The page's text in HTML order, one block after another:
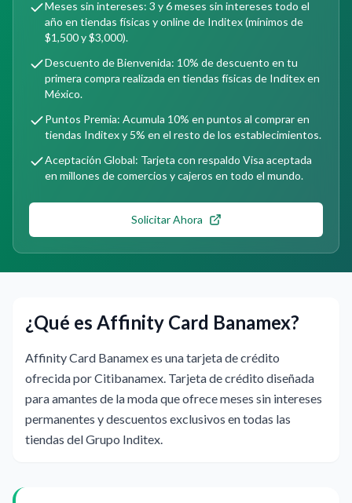
Meses sin intereses: 3 y 6 meses sin intereses todo el
año en tiendas físicas y online de Inditex (mínimos de
$1,500 y $3,000).
Descuento de Bienvenida: 10% de descuento en tu
primera compra realizada en tiendas físicas de Inditex en
México.
Puntos Premia: Acumula 10% en puntos al comprar en
tiendas Inditex y 5% en el resto de los establecimientos.
Aceptación Global: Tarjeta con respaldo Visa aceptada
en millones de comercios y cajeros en todo el mundo.
Solicitar Ahora
¿Qué es Affinity Card Banamex?
Affinity Card Banamex es una tarjeta de crédito
ofrecida por Citibanamex. Tarjeta de crédito diseñada
para amantes de la moda que ofrece meses sin intereses
permanentes y descuentos exclusivos en todas las
tiendas del Grupo Inditex.